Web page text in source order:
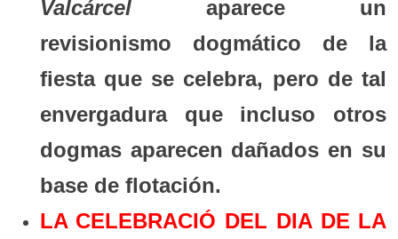
Valcárcelaparece un
revisionismo dogmático de la
fiesta que se celebra, pero de tal
envergadura que incluso otros
dogmas aparecen dañados en su
base de flotación.
LA CELEBRACIÓ DEL DIA DE LA